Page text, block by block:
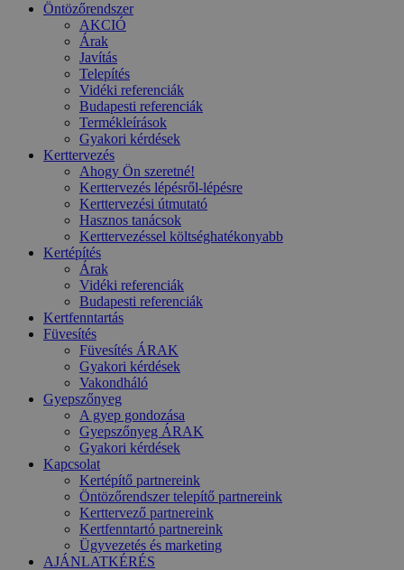
Öntözőrendszer
AKCIÓ
Árak
Javítás
Telepítés
Vidéki referenciák
Budapesti referenciák
Termékleírások
Gyakori kérdések
Kerttervezés
Ahogy Ön szeretné!
Kerttervezés lépésről-lépésre
Kerttervezési útmutató
Hasznos tanácsok
Kerttervezéssel költséghatékonyabb
Kertépítés
Árak
Vidéki referenciák
Budapesti referenciák
Kertfenntartás
Füvesítés
Füvesítés ÁRAK
Gyakori kérdések
Vakondháló
Gyepszőnyeg
A gyep gondozása
Gyepszőnyeg ÁRAK
Gyakori kérdések
Kapcsolat
Kertépítő partnereink
Öntözőrendszer telepítő partnereink
Kerttervező partnereink
Kertfenntartó partnereink
Ügyvezetés és marketing
AJÁNLATKÉRÉS